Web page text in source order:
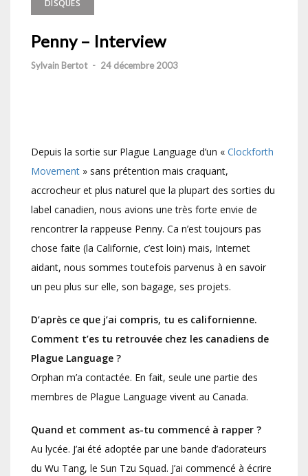
DISQUES
Penny – Interview
Sylvain Bertot - 24 décembre 2003
Depuis la sortie sur Plague Language d’un « Clockforth
Movement » sans prétention mais craquant,
accrocheur et plus naturel que la plupart des sorties du
label canadien, nous avions une très forte envie de
rencontrer la rappeuse Penny. Ca n’est toujours pas
chose faite (la Californie, c’est loin) mais, Internet
aidant, nous sommes toutefois parvenus à en savoir
un peu plus sur elle, son bagage, ses projets.
D’après ce que j’ai compris, tu es californienne.
Comment t’es tu retrouvée chez les canadiens de
Plague Language ?
Orphan m’a contactée. En fait, seule une partie des
membres de Plague Language vivent au Canada.
Quand et comment as-tu commencé à rapper ?
Au lycée. J’ai été adoptée par une bande d’adorateurs
du Wu Tang, le Sun Tzu Squad. J’ai commencé à écrire